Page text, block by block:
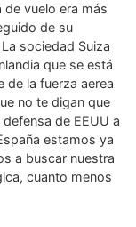
de vuelo era más
de su
sociedad Suiza
que se está
de la fuerza aerea
no te digan que
de EEUU a
estamos ya
a buscar nuestra
cuanto menos